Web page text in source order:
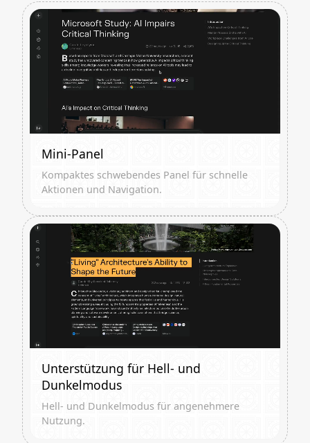
Mini-Panel
Kompaktes schwebendes Panel für schnelle
Aktionen und Navigation.
Unterstützung für Hell- und
Dunkelmodus
Hell- und Dunkelmodus für angenehmere
Nutzung.